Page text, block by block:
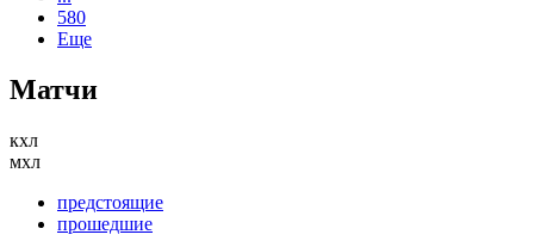
580
Еще
Матчи
кхл
мхл
предстоящие
прошедшие